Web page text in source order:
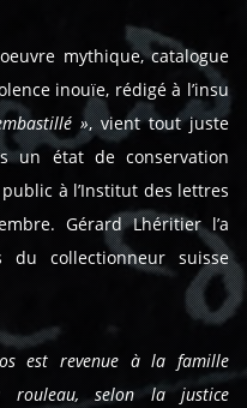
mythique, catalogue
inouïe, rédigé à l’insu
», vient tout juste
un état de conservation
à l’Institut des lettres
Gérard Lhéritier l’a
du collectionneur suisse
est revenue à la famille
rouleau, selon la justice